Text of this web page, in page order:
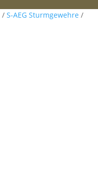
/ S-AEG Sturmgewehre /